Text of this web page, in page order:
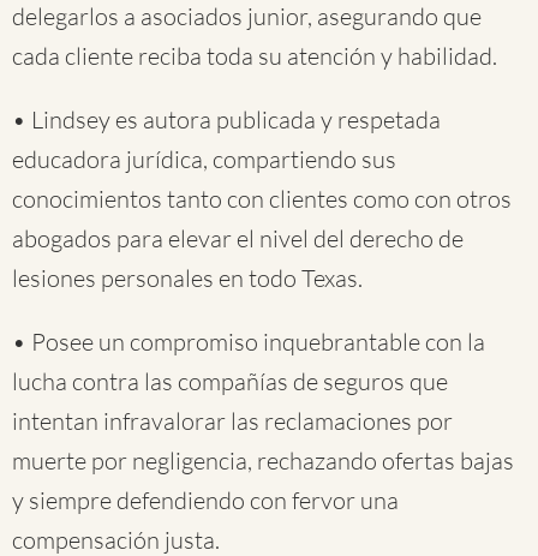
delegarlos a asociados junior, asegurando que
cada cliente reciba toda su atención y habilidad.
• Lindsey es autora publicada y respetada
educadora jurídica, compartiendo sus
conocimientos tanto con clientes como con otros
abogados para elevar el nivel del derecho de
lesiones personales en todo Texas.
• Posee un compromiso inquebrantable con la
lucha contra las compañías de seguros que
intentan infravalorar las reclamaciones por
muerte por negligencia, rechazando ofertas bajas
y siempre defendiendo con fervor una
compensación justa.